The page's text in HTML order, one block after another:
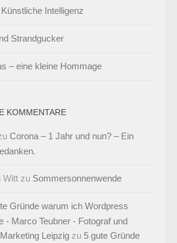
Intelligenz
Strandgucker
– eine kleine Hommage
KOMMENTARE
Corona – 1 Jahr und nun? – Ein
Witt zu Sommersonnenwende
Gründe warum ich Wordpress
- Marco Teubner - Fotograf und
Leipzig zu 5 gute Gründe